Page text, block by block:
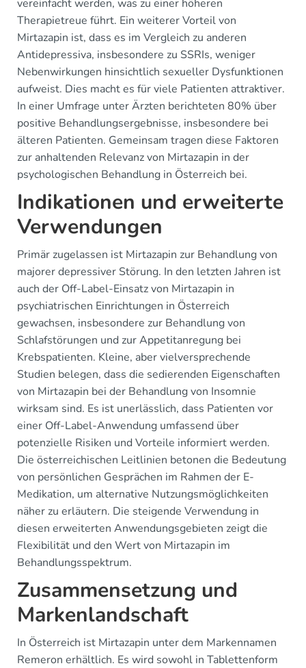
vereinfacht werden, was zu einer höheren
Therapietreue führt. Ein weiterer Vorteil von
Mirtazapin ist, dass es im Vergleich zu anderen
Antidepressiva, insbesondere zu SSRIs, weniger
Nebenwirkungen hinsichtlich sexueller Dysfunktionen
aufweist. Dies macht es für viele Patienten attraktiver.
In einer Umfrage unter Ärzten berichteten 80% über
positive Behandlungsergebnisse, insbesondere bei
älteren Patienten. Gemeinsam tragen diese Faktoren
zur anhaltenden Relevanz von Mirtazapin in der
psychologischen Behandlung in Österreich bei.
Indikationen und erweiterte
Verwendungen
Primär zugelassen ist Mirtazapin zur Behandlung von
majorer depressiver Störung. In den letzten Jahren ist
auch der Off-Label-Einsatz von Mirtazapin in
psychiatrischen Einrichtungen in Österreich
gewachsen, insbesondere zur Behandlung von
Schlafstörungen und zur Appetitanregung bei
Krebspatienten. Kleine, aber vielversprechende
Studien belegen, dass die sedierenden Eigenschaften
von Mirtazapin bei der Behandlung von Insomnie
wirksam sind. Es ist unerlässlich, dass Patienten vor
einer Off-Label-Anwendung umfassend über
potenzielle Risiken und Vorteile informiert werden.
Die österreichischen Leitlinien betonen die Bedeutung
von persönlichen Gesprächen im Rahmen der E-
Medikation, um alternative Nutzungsmöglichkeiten
näher zu erläutern. Die steigende Verwendung in
diesen erweiterten Anwendungsgebieten zeigt die
Flexibilität und den Wert von Mirtazapin im
Behandlungsspektrum.
Zusammensetzung und
Markenlandschaft
In Österreich ist Mirtazapin unter dem Markennamen
Remeron erhältlich. Es wird sowohl in Tablettenform